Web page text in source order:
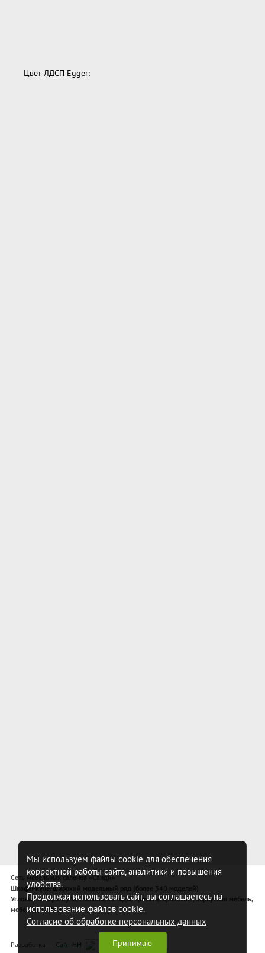
Цвет ЛДСП Egger:
Сеть мебельных салонов «Санди»
Шкафы-купе, широкий модельный ряд (более 340 моделей)
Угловые шкафы-купе, спальни, комоды, кровати, прихожие, корпусная мебель,
мебель для спальни
Разработка — Сайт НН
Мы используем файлы cookie для обеспечения
корректной работы сайта, аналитики и повышения
удобства.
Продолжая использовать сайт, вы соглашаетесь на
использование файлов cookie.
Согласие об обработке персональных данных
Принимаю